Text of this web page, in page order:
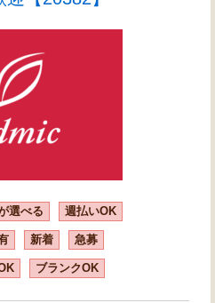
選べる 週払いOK
新着 急募
ブランクOK